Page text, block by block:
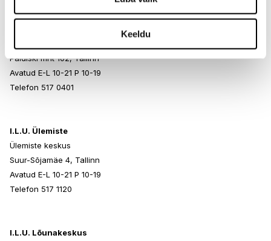
Keeldu
Paldiski mnt 102, Tallinn
Avatud E-L 10-21 P 10-19
Telefon 517 0401
I.L.U. Ülemiste
Ülemiste keskus
Suur-Sõjamäe 4, Tallinn
Avatud E-L 10-21 P 10-19
Telefon 517 1120
I.L.U. Lõunakeskus